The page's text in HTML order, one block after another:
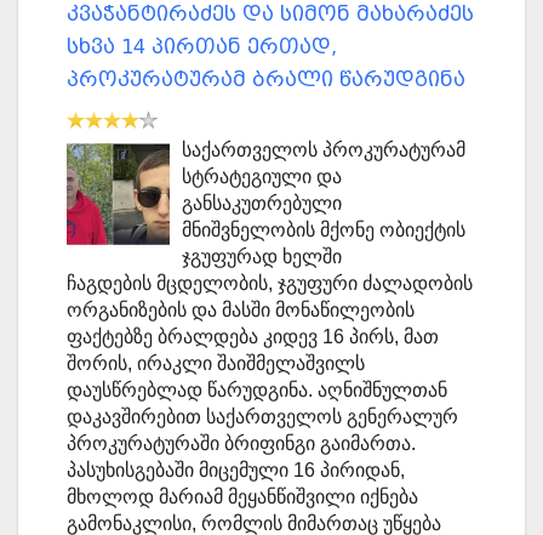
კვაჭანტირაძეს და სიმონ მახარაძეს
სხვა 14 პირთან ერთად,
პროკურატურამ ბრალი წარუდგინა
საქართველოს პროკურატურამ
სტრატეგიული და
განსაკუთრებული
მნიშვნელობის მქონე ობიექტის
ჯგუფურად ხელში
ჩაგდების მცდელობის, ჯგუფური ძალადობის
ორგანიზების და მასში მონაწილეობის
ფაქტებზე ბრალდება კიდევ 16 პირს, მათ
შორის, ირაკლი შაიშმელაშვილს
დაუსწრებლად წარუდგინა. აღნიშნულთან
დაკავშირებით საქართველოს გენერალურ
პროკურატურაში ბრიფინგი გაიმართა.
პასუხისგებაში მიცემული 16 პირიდან,
მხოლოდ მარიამ მეყანწიშვილი იქნება
გამონაკლისი, რომლის მიმართაც უწყება